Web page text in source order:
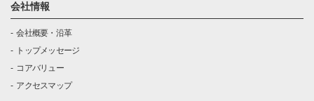
会社情報
会社概要・沿革
トップメッセージ
コアバリュー
アクセスマップ